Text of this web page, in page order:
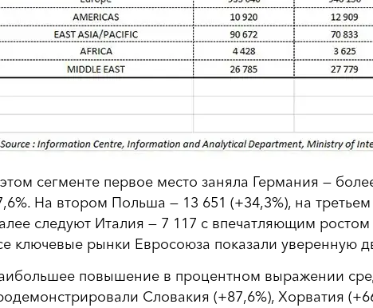
сегменте первое место заняла Германия —
На втором Польша — 13 651 (+34,3%), на
следуют Италия — 7 117 с впечатляющим ростом
ключевые рынки Евросоюза показали уверенную
повышение в процентном выражении
Словакия (+87,6%), Хорватия